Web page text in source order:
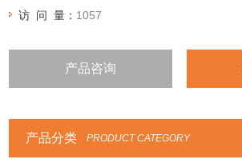
访 问 量： 1057
产品咨询
产品分类 PRODUCT CATEGORY